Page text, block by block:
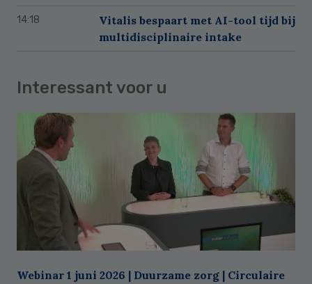
14:18
Vitalis bespaart met AI-tool tijd bij
multidisciplinaire intake
Interessant voor u
Webinar 1 juni 2026 | Duurzame zorg | Circulaire